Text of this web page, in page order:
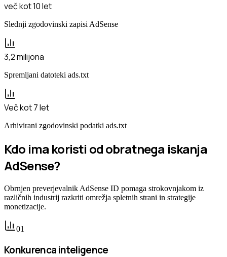
več kot 10 let
Slednji zgodovinski zapisi AdSense
3,2 milijona
Spremljani datoteki ads.txt
Več kot 7 let
Arhivirani zgodovinski podatki ads.txt
Kdo ima koristi od obratnega iskanja
AdSense?
Obrnjen preverjevalnik AdSense ID pomaga strokovnjakom iz
različnih industrij razkriti omrežja spletnih strani in strategije
monetizacije.
01
Konkurenca inteligence